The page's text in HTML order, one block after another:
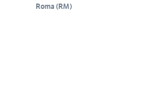
Roma (RM)